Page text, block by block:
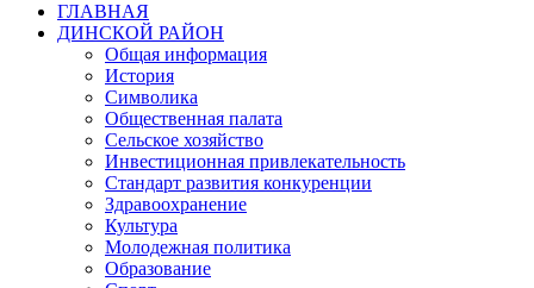
ГЛАВНАЯ
ДИНСКОЙ РАЙОН
Общая информация
История
Символика
Общественная палата
Сельское хозяйство
Инвестиционная привлекательность
Стандарт развития конкуренции
Здравоохранение
Культура
Молодежная политика
Образование